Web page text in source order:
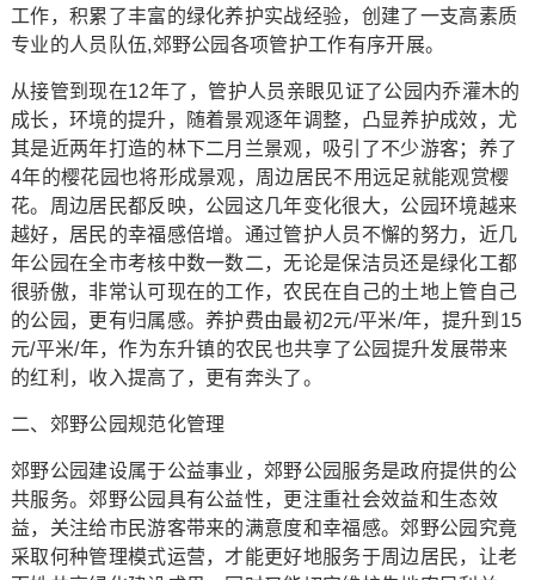
工作，积累了丰富的绿化养护实战经验，创建了一支高素质
专业的人员队伍,郊野公园各项管护工作有序开展。
从接管到现在12年了，管护人员亲眼见证了公园内乔灌木的
成长，环境的提升，随着景观逐年调整，凸显养护成效，尤
其是近两年打造的林下二月兰景观，吸引了不少游客；养了
4年的樱花园也将形成景观，周边居民不用远足就能观赏樱
花。周边居民都反映，公园这几年变化很大，公园环境越来
越好，居民的幸福感倍增。通过管护人员不懈的努力，近几
年公园在全市考核中数一数二，无论是保洁员还是绿化工都
很骄傲，非常认可现在的工作，农民在自己的土地上管自己
的公园，更有归属感。养护费由最初2元/平米/年，提升到15
元/平米/年，作为东升镇的农民也共享了公园提升发展带来
的红利，收入提高了，更有奔头了。
二、郊野公园规范化管理
郊野公园建设属于公益事业，郊野公园服务是政府提供的公
共服务。郊野公园具有公益性，更注重社会效益和生态效
益，关注给市民游客带来的满意度和幸福感。郊野公园究竟
采取何种管理模式运营，才能更好地服务于周边居民，让老